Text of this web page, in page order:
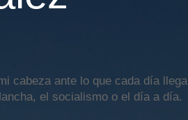
cabeza ante lo que cada día llega
el socialismo o el día a día.